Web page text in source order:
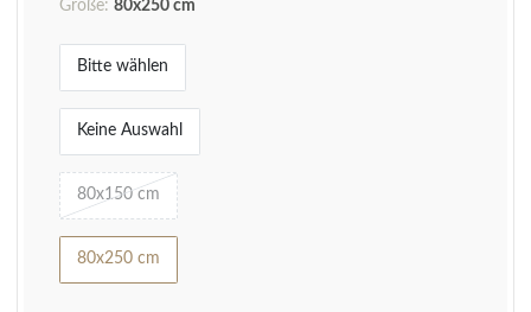
Größe: 80x250 cm
Bitte wählen
Keine Auswahl
80x150 cm
80x250 cm